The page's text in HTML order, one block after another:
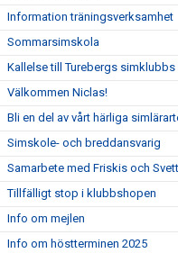
Information träningsverksamhet
Sommarsimskola
Kallelse till Turebergs
Välkommen Niclas!
Bli en del av vårt härliga
Simskole- och breddansvarig
Samarbete med Friskis och
Tillfälligt stop i klubbshopen
Info om mejlen
Info om höstterminen 2025